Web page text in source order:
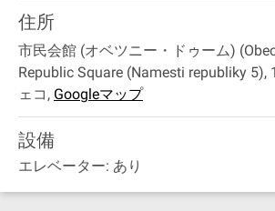
住所
市民会館 (オベツニー・ドゥーム)
Republic Square (Namesti republiky 5),
ェコ , Googleマップ
設備
エレベーター: あり